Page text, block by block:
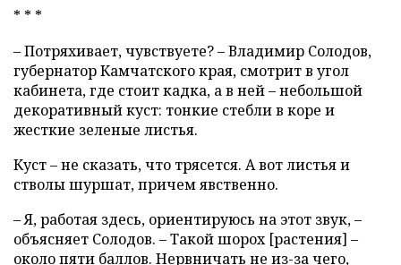
* * *
– Потряхивает, чувствуете? – Владимир Солодов,
губернатор Камчатского края, смотрит в угол
кабинета, где стоит кадка, а в ней – небольшой
декоративный куст: тонкие стебли в коре и
жесткие зеленые листья.
Куст – не сказать, что трясется. А вот листья и
стволы шуршат, причем явственно.
– Я, работая здесь, ориентируюсь на этот звук, –
объясняет Солодов. – Такой шорох [растения] –
около пяти баллов. Нервничать не из-за чего,